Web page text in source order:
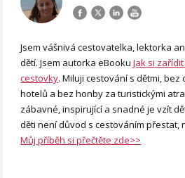
Jsem vášnivá cestovatelka, lektorka
dětí. Jsem autorka eBookuJak si
cestovky. Miluji cestování s dětmi,
hotelů a bez honby za turistickými
zábavné, inspirující a snadné je vzít
děti není důvod s cestováním přestat,
Můj příběh si přečtěte zde>>